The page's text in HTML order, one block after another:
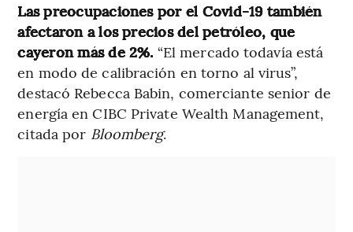
Las preocupaciones por el Covid-19 también
afectaron a los precios del petróleo, que
cayeron más de 2%. “El mercado todavía está
en modo de calibración en torno al virus”,
destacó Rebecca Babin, comerciante senior de
energía en CIBC Private Wealth Management,
citada por Bloomberg.